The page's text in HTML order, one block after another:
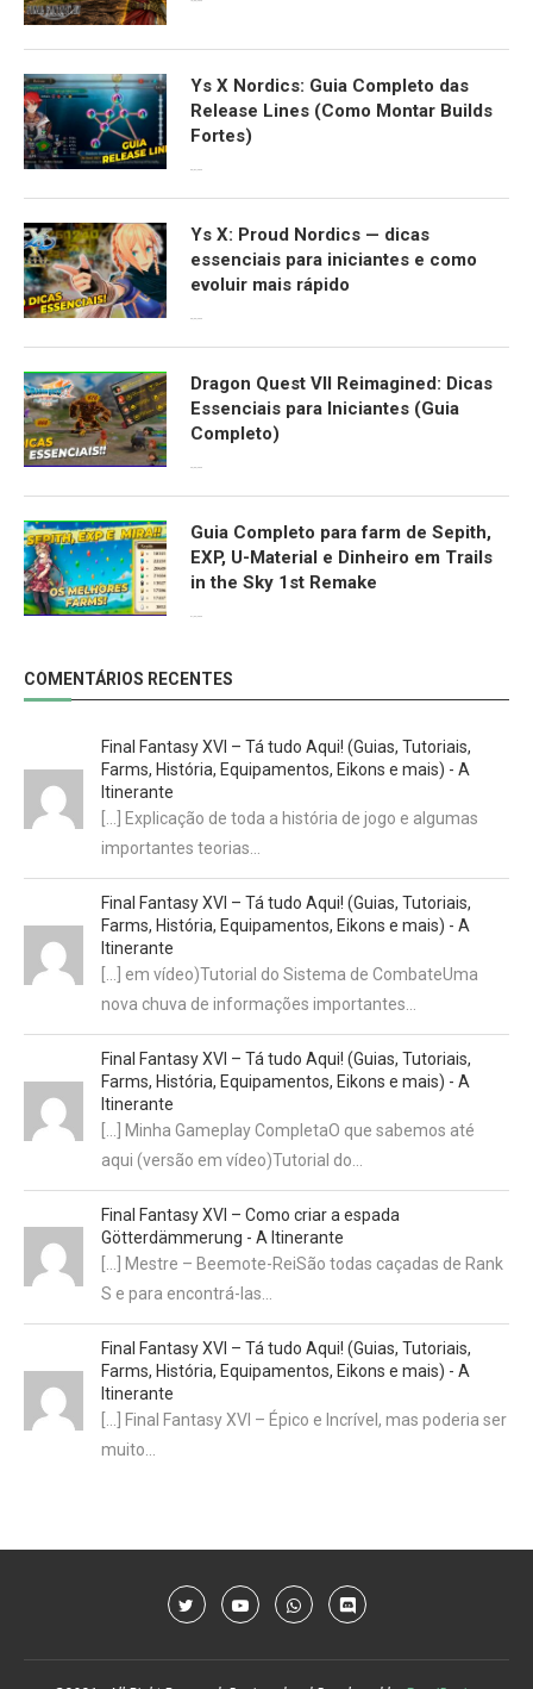
Ys X Nordics: Guia Completo das
Release Lines (Como Montar Builds
Fortes)
Ys X: Proud Nordics — dicas
essenciais para iniciantes e como
evoluir mais rápido
Dragon Quest VII Reimagined: Dicas
Essenciais para Iniciantes (Guia
Completo)
Guia Completo para farm de Sepith,
EXP, U-Material e Dinheiro em Trails
in the Sky 1st Remake
COMENTÁRIOS RECENTES
Final Fantasy XVI – Tá tudo Aqui! (Guias, Tutoriais,
Farms, História, Equipamentos, Eikons e mais) - A
Itinerante
[…] Explicação de toda a história de jogo e algumas
importantes teorias…
Final Fantasy XVI – Tá tudo Aqui! (Guias, Tutoriais,
Farms, História, Equipamentos, Eikons e mais) - A
Itinerante
[…] em vídeo)Tutorial do Sistema de CombateUma
nova chuva de informações importantes…
Final Fantasy XVI – Tá tudo Aqui! (Guias, Tutoriais,
Farms, História, Equipamentos, Eikons e mais) - A
Itinerante
[…] Minha Gameplay CompletaO que sabemos até
aqui (versão em vídeo)Tutorial do…
Final Fantasy XVI – Como criar a espada
Götterdämmerung - A Itinerante
[…] Mestre – Beemote-ReiSão todas caçadas de Rank
S e para encontrá-las…
Final Fantasy XVI – Tá tudo Aqui! (Guias, Tutoriais,
Farms, História, Equipamentos, Eikons e mais) - A
Itinerante
[…] Final Fantasy XVI – Épico e Incrível, mas poderia ser
muito…